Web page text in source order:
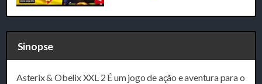
Sinopse
Asterix & Obelix XXL 2 É um jogo de ação e aventura para o